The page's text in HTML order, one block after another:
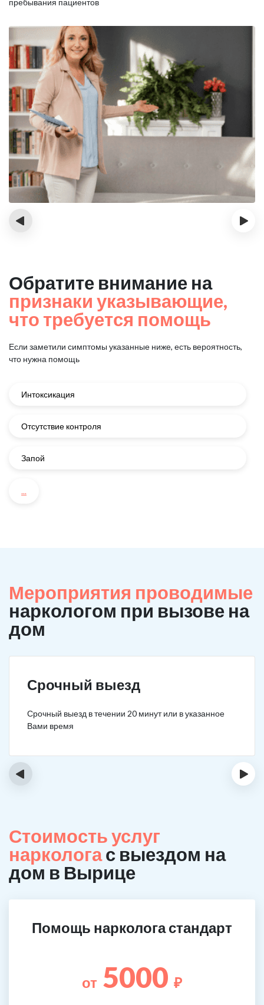
пребывания пациентов
‹ ›
Обратите внимание на
признаки указывающие,
что требуется помощь
Если заметили симптомы указанные ниже, есть вероятность,
что нужна помощь
Интоксикация
Отсутствие контроля
Запой
...
Мероприятия проводимые
наркологом при вызове на
дом
Срочный выезд
Срочный выезд в течении 20 минут или в указанное
Вами время
‹ ›
Стоимость услуг
наркологас выездом на
дом в Вырице
Помощь нарколога стандарт
от 5000 ₽